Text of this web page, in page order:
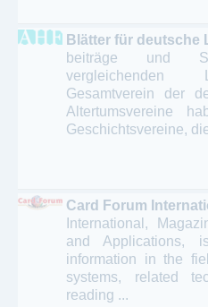
Wellness - Spa -
Blätter für deutsche
beiträge und
vergleichenden
Gesamtverein der
Altertumsvereine
Geschichtsvereine,
Card Forum
International,
and Applications,
information in the
systems, related
reading ...